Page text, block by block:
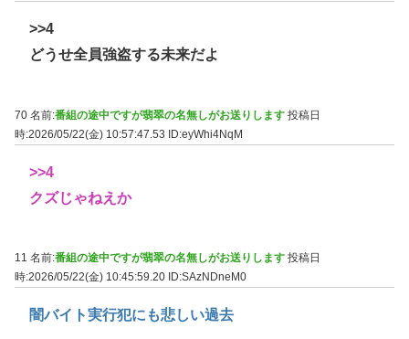
>>4
どうせ全員強盗する未来だよ
70 名前:番組の途中ですが翡翠の名無しがお送りします 投稿日
時:2026/05/22(金) 10:57:47.53 ID:eyWhi4NqM
>>4
クズじゃねえか
11 名前:番組の途中ですが翡翠の名無しがお送りします 投稿日
時:2026/05/22(金) 10:45:59.20 ID:SAzNDneM0
闇バイト実行犯にも悲しい過去